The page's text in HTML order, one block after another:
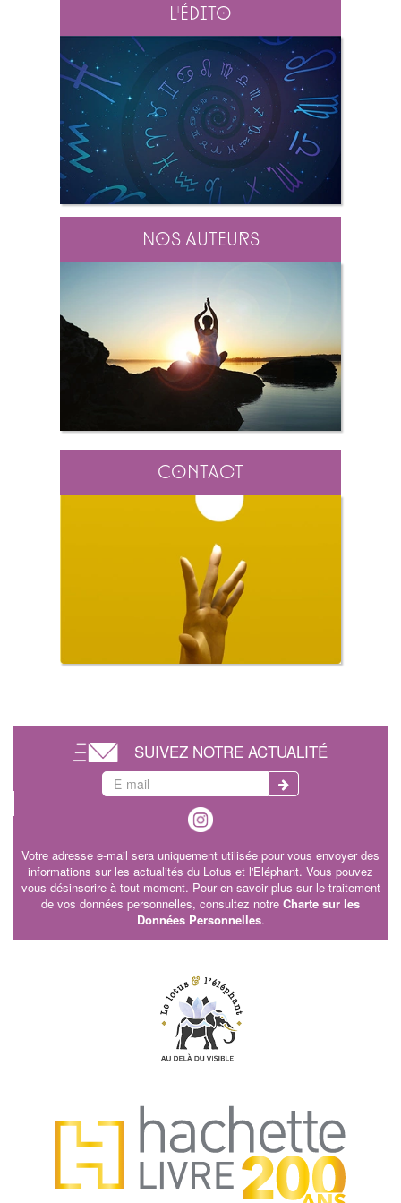
L'édito
Nos auteurs
Contact
SUIVEZ NOTRE ACTUALITÉ
Votre adresse e-mail sera uniquement utilisée pour vous envoyer des
informations sur les actualités du Lotus et l'Eléphant. Vous pouvez
vous désinscrire à tout moment. Pour en savoir plus sur le traitement
de vos données personnelles, consultez notre Charte sur les
Données Personnelles.